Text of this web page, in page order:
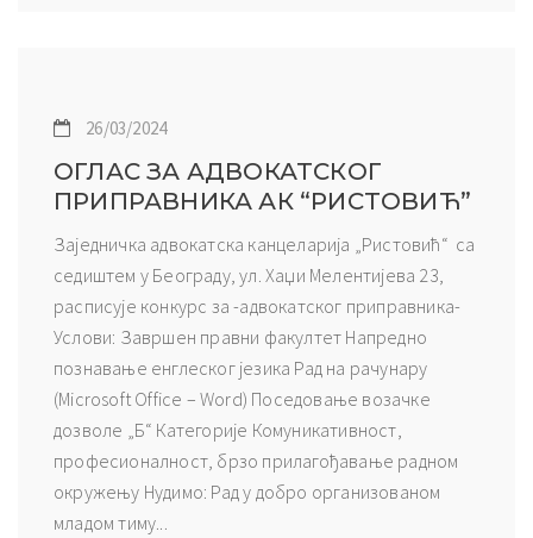
26/03/2024
ОГЛАС ЗА АДВОКАТСКОГ
ПРИПРАВНИКА АК “РИСТОВИЋ”
Заједничка адвокатска канцеларија „Ристовић“ са
седиштем у Београду, ул. Хаџи Мелентијева 23,
расписује конкурс за -адвокатског приправника-
Услови: Завршен правни факултет Напредно
познавање енглеског језика Рад на рачунару
(Microsoft Office – Word) Поседовање возачке
дозволе „Б“ Категорије Комуникативност,
професионалност, брзо прилагођавање радном
окружењу Нудимо: Рад у добро организованом
младом тиму...